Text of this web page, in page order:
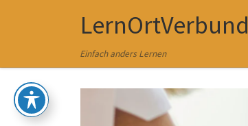
Zum Inhalt springenLernOrtVerbund
Einfach anders Lernen